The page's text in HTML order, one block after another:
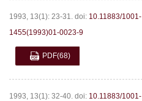
1993, 13(1): 23-31. doi: 10.11883/1001-
1455(1993)01-0023-9
PDF(68)
1993, 13(1): 32-40. doi: 10.11883/1001-